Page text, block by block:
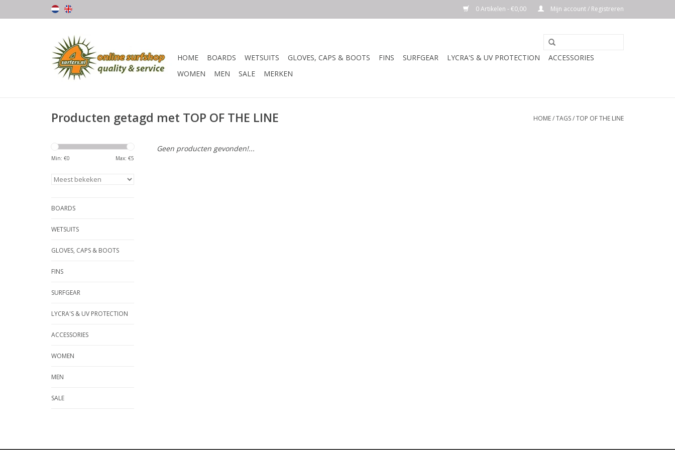
0 Artikelen - €0,00 Mijn account / Registreren
HOME BOARDS WETSUITS GLOVES, CAPS & BOOTS FINS SURFGEAR LYCRA'S & UV PROTECTION
ACCESSORIES
WOMEN
MEN SALE MERKEN
Producten getagd met TOP OF THE LINE HOME/TAGS/TOP OF THE LINE
Min: €0 Max: €5
BOARDS
WETSUITS
GLOVES, CAPS & BOOTS
FINS
SURFGEAR
LYCRA'S & UV PROTECTION
ACCESSORIES
WOMEN
MEN
SALE
Geen producten gevonden!...